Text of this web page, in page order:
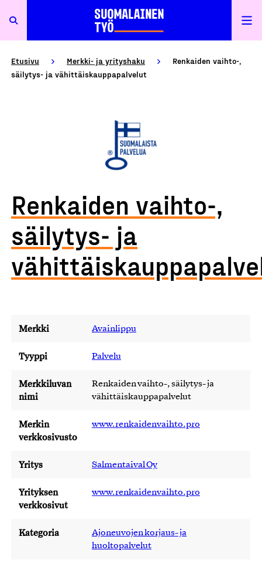
Etusivu Merkki- ja yrityshaku
Renkaiden vaihto-,
säilytys- ja vähittäiskauppapalvelut
Renkaiden vaihto-,
säilytys- ja
Merkki Avainlippu
Tyyppi Palvelu
Merkkiluvan
nimi
Renkaiden vaihto-, säilytys- ja
vähittäiskauppapalvelut
Merkin
verkkosivusto
www.renkaidenvaihto.pro
Yritys Salmentaival Oy
Yrityksen
verkkosivut
www.renkaidenvaihto.pro
Kategoria
Ajoneuvojen korjaus- ja
huoltopalvelut